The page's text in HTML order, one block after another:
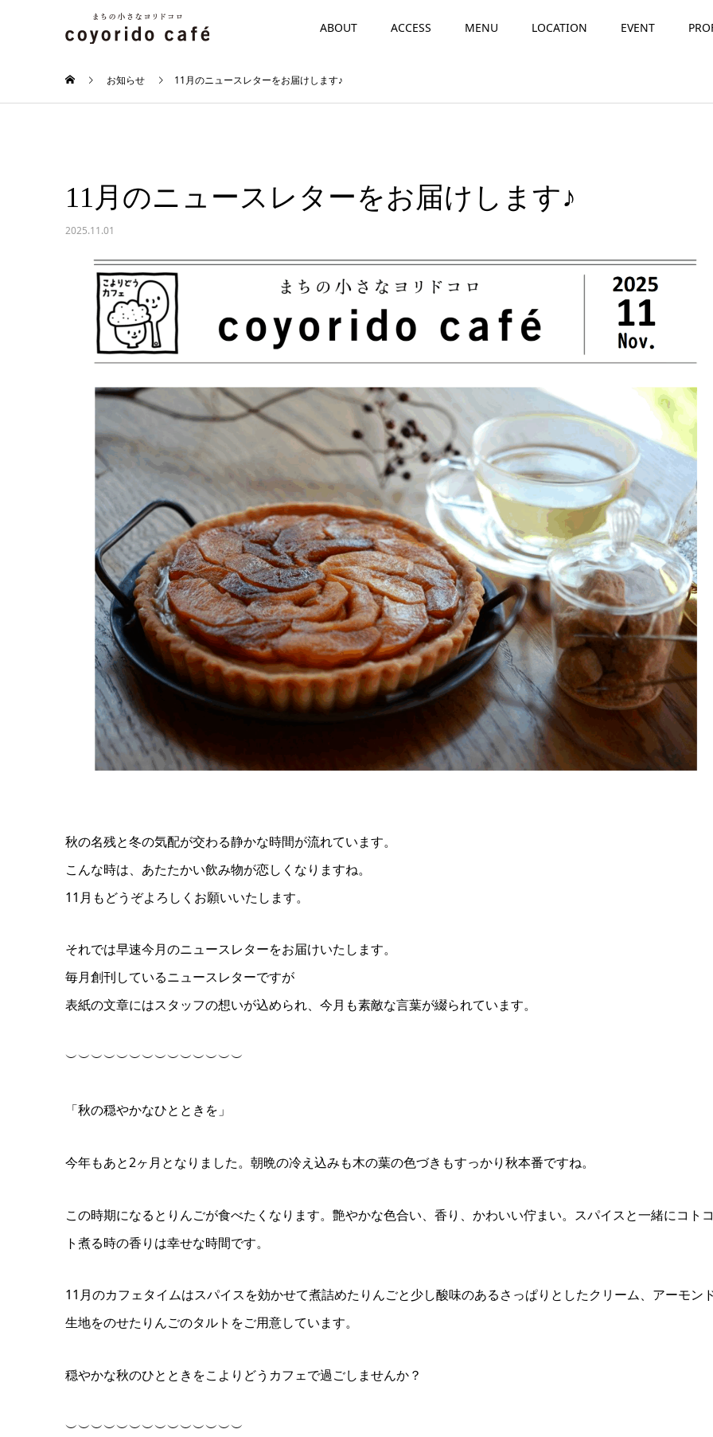
ABOUT ACCESS MENU LOCATION EVENT
お知らせ 11月のニュースレターをお届けします♪
11月のニュースレターをお届けします♪
2025.11.01
秋の名残と冬の気配が交わる静かな時間が流れています。
こんな時は、あたたかい飲み物が恋しくなりますね。
11月もどうぞよろしくお願いいたします。
それでは早速今月のニュースレターをお届けいたします。
毎月創刊しているニュースレターですが
表紙の文章にはスタッフの想いが込められ、今月も素敵な言葉が綴られています。
︶︶︶︶︶︶︶︶︶︶︶︶︶︶
「秋の穏やかなひとときを」
今年もあと2ヶ月となりました。朝晩の冷え込みも木の葉の色づきもすっかり秋本番ですね。
この時期になるとりんごが食べたくなります。艶やかな色合い、香り、かわいい佇まい。スパイスと一緒にコト
ト煮る時の香りは幸せな時間です。
11月のカフェタイムはスパイスを効かせて煮詰めたりんごと少し酸味のあるさっぱりとしたクリーム、アーモン
生地をのせたりんごのタルトをご用意しています。
穏やかな秋のひとときをこよりどうカフェで過ごしませんか？
︶︶︶︶︶︶︶︶︶︶︶︶︶︶